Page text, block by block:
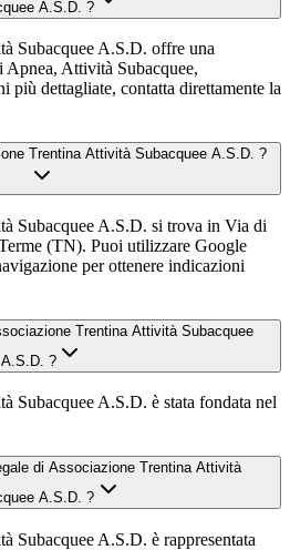
A.S.D. ?
Subacquee A.S.D. offre una
Attività Subacquee,
più dettagliate, contatta direttamente la
Trentina Attività Subacquee A.S.D. ?
Subacquee A.S.D. si trova in Via di
(TN). Puoi utilizzare Google
per ottenere indicazioni
Trentina Attività Subacquee
A.S.D. ?
Subacquee A.S.D. è stata fondata nel
di Associazione Trentina Attività
A.S.D. ?
Subacquee A.S.D. è rappresentata